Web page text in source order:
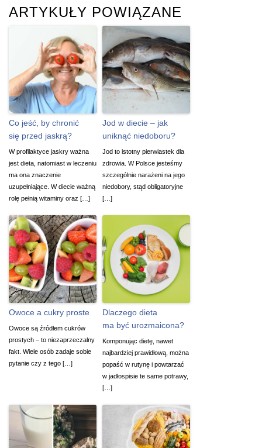
ARTYKUŁY POWIĄZANE
Co jeść, by chronić
się przed jaskrą?
W profilaktyce jaskry ważna
jest dieta, natomiast w leczeniu
ma ona znaczenie
uzupełniające. W diecie ważną
rolę pełnią witaminy oraz […]
Jod w diecie – jak
uniknąć niedoboru?
Jod to istotny pierwiastek dla
zdrowia. W Polsce jesteśmy
szczególnie narażeni na jego
niedobory, stąd obligatoryjne
[…]
Owoce a cukry proste
Owoce są źródłem cukrów
prostych – to niezaprzeczalny
fakt. Wiele osób zadaje sobie
pytanie czy z tego […]
Dlaczego dieta
ma być urozmaicona?
Komponując dietę, nawet
najbardziej prawidłową, można
popaść w rutynę i powtarzać
w jadłospisie te same potrawy,
[…]